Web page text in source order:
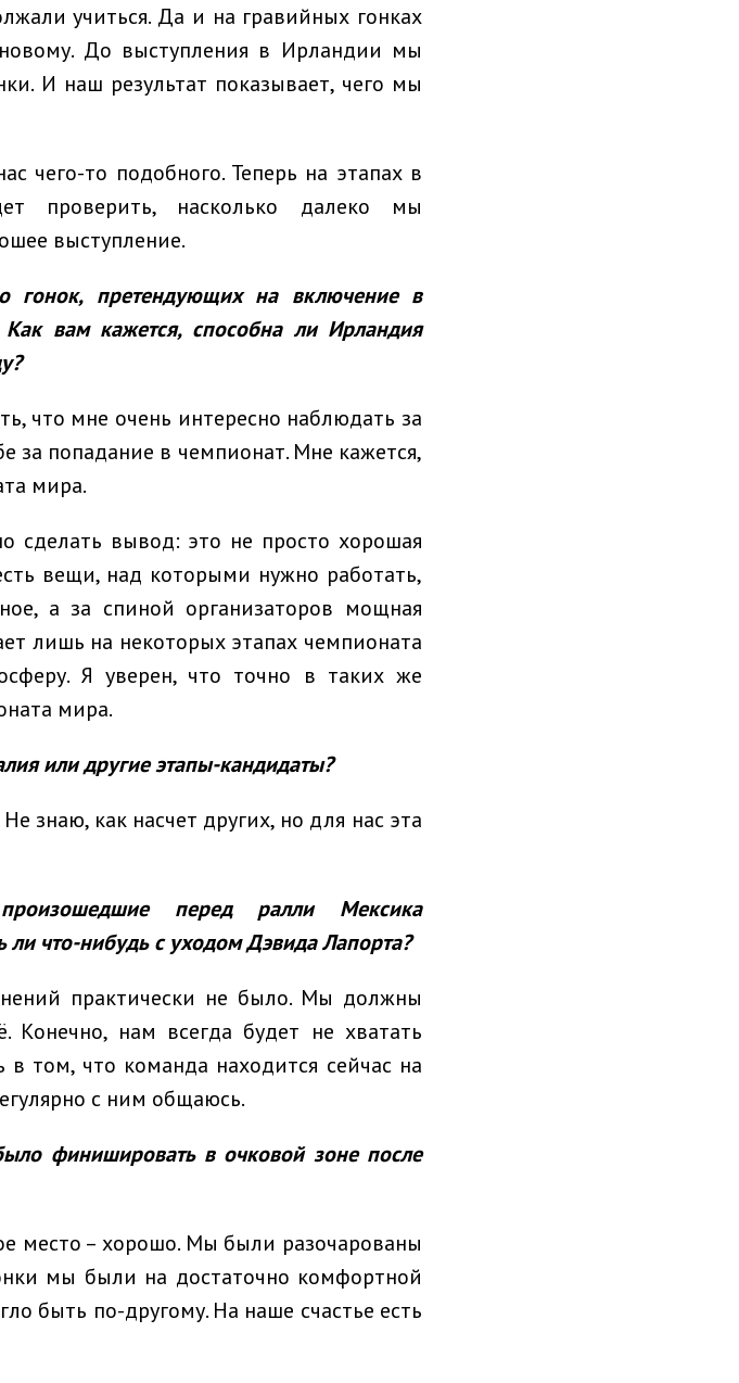
учиться. Да и на гравийных гонках
До выступления в Ирландии мы
И наш результат показывает, чего мы
чего-то подобного. Теперь на этапах в
проверить, насколько далеко мы
выступление.
гонок, претендующих на включение в
вам кажется, способна ли Ирландия
что мне очень интересно наблюдать за
за попадание в чемпионат. Мне кажется,
мира.
сделать вывод: это не просто хорошая
вещи, над которыми нужно работать,
а за спиной организаторов мощная
лишь на некоторых этапах чемпионата
Я уверен, что точно в таких же
мира.
или другие этапы-кандидаты?
знаю, как насчет других, но для нас эта
перед ралли Мексика
что-нибудь с уходом Дэвида Лапорта?
практически не было. Мы должны
Конечно, нам всегда будет не хватать
том, что команда находится сейчас на
с ним общаюсь.
финишировать в очковой зоне после
место – хорошо. Мы были разочарованы
мы были на достаточно комфортной
быть по-другому. На наше счастье есть